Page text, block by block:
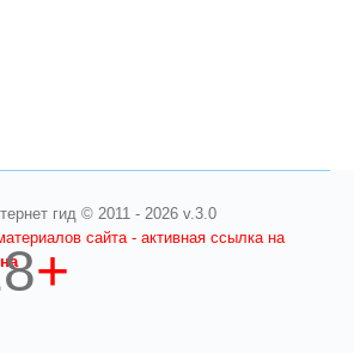
гид © 2011 - 2026 v.3.0
сайта - активная ссылка на
+